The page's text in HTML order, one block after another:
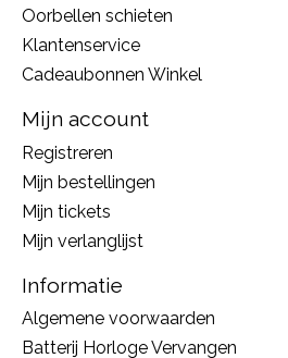
Oorbellen schieten
Klantenservice
Cadeaubonnen Winkel
Mijn account
Registreren
Mijn bestellingen
Mijn tickets
Mijn verlanglijst
Informatie
Algemene voorwaarden
Batterij Horloge Vervangen